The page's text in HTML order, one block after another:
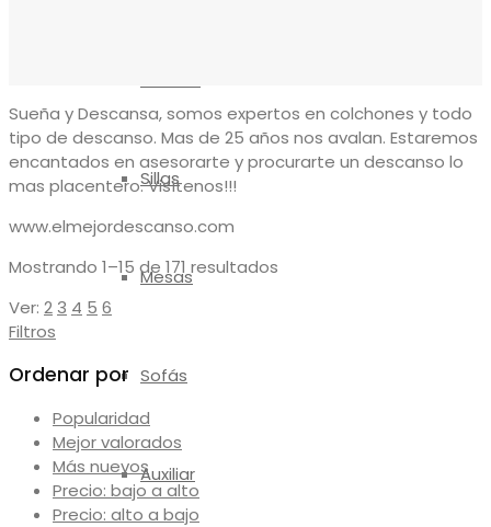
Sillas
Mesas
Sofás
Auxiliar
Sueña y Descansa, somos expertos en colchones y todo
tipo de descanso. Mas de 25 años nos avalan. Estaremos
encantados en asesorarte y procurarte un descanso lo
mas placentero. Visítenos!!!
www.elmejordescanso.com
Mostrando 1–15 de 171 resultados
Ver: 2 3 4 5 6
Filtros
Ordenar por
Popularidad
Mejor valorados
Más nuevos
Precio: bajo a alto
Precio: alto a bajo